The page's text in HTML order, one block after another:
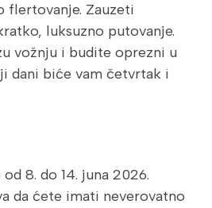
flertovanje. Zauzeti
luksuzno putovanje.
vožnju i budite oprezni u
dani biće vam četvrtak i
8. do 14. juna 2026.
da ćete imati neverovatno